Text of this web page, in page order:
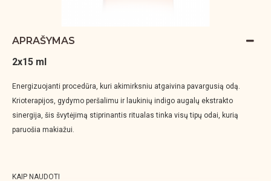
APRAŠYMAS
2x15 ml
Energizuojanti procedūra, kuri akimirksniu atgaivina pavargusią odą.
Krioterapijos, gydymo peršalimu ir laukinių indigo augalų ekstrakto
sinergija, šis švytėjimą stiprinantis ritualas tinka visų tipų odai, kurią
paruošia makiažui.
KAIP NAUDOTI